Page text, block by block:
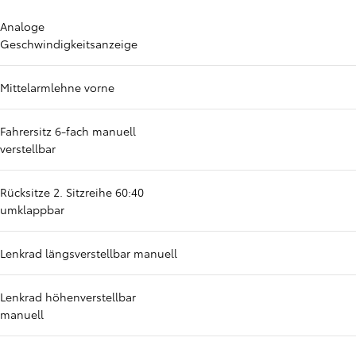
Analoge
Geschwindigkeitsanzeige
Mittelarmlehne vorne
Fahrersitz 6-fach manuell
verstellbar
Rücksitze 2. Sitzreihe 60:40
umklappbar
Lenkrad längsverstellbar manuell
Lenkrad höhenverstellbar
manuell